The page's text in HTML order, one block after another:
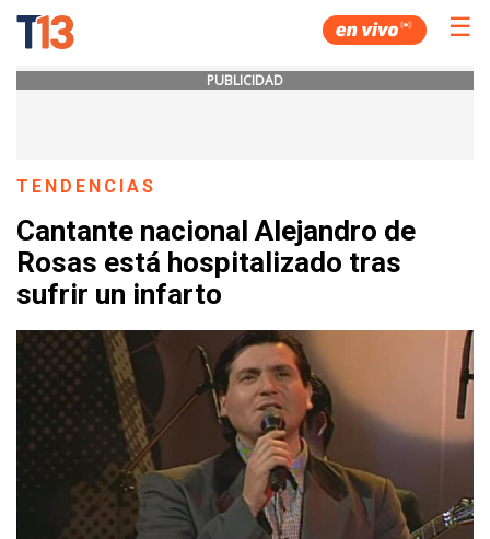
☰
PUBLICIDAD
TENDENCIAS
Cantante nacional Alejandro de
Rosas está hospitalizado tras
sufrir un infarto